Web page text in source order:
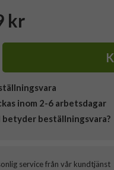
kr
inom 2-6 arbetsdagar
betyder beställningsvara?
service från vår kundtjänst